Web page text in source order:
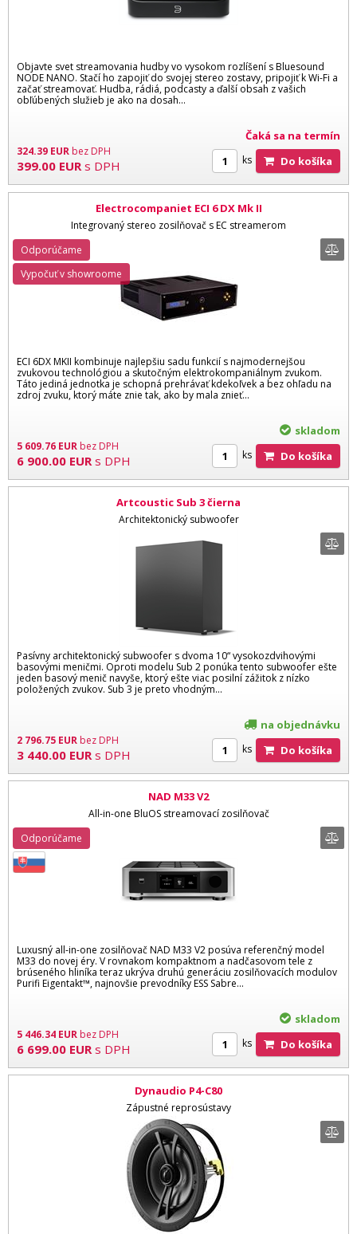
Objavte svet streamovania hudby vo vysokom rozlíšení s Bluesound
NODE NANO. Stačí ho zapojiť do svojej stereo zostavy, pripojiť k Wi-Fi a
začať streamovať. Hudba, rádiá, podcasty a ďalší obsah z vašich
obľúbených služieb je ako na dosah…
324.39 EUR bez DPH
399.00 EUR s DPH
Čaká sa na termín
ks Do košíka
Electrocompaniet ECI 6 DX Mk II
Integrovaný stereo zosilňovač s EC streamerom
ECI 6DX MKII kombinuje najlepšiu sadu funkcií s najmodernejšou
zvukovou technológiou a skutočným elektrokompaniálnym zvukom.
Táto jediná jednotka je schopná prehrávať kdekoľvek a bez ohľadu na
zdroj zvuku, ktorý máte znie tak, ako by mala znieť...
5 609.76 EURbez DPH
6 900.00 EUR s DPH
Odporúčame
Vypočuť v showroome
skladom
ks Do košíka
Artcoustic Sub 3 čierna
Architektonický subwoofer
Pasívny architektonický subwoofer s dvoma 10“ vysokozdvihovými
basovými meničmi. Oproti modelu Sub 2 ponúka tento subwoofer ešte
jeden basový menič navyše, ktorý ešte viac posilní zážitok z nízko
položených zvukov. Sub 3 je preto vhodným...
2 796.75 EURbez DPH
3 440.00 EUR s DPH
na objednávku
ks Do košíka
NAD M33 V2
All-in-one BluOS streamovací zosilňovač
Luxusný all-in-one zosilňovač NAD M33 V2 posúva referenčný model
M33 do novej éry. V rovnakom kompaktnom a nadčasovom tele z
brúseného hliníka teraz ukrýva druhú generáciu zosilňovacích modulov
Purifi Eigentakt™, najnovšie prevodníky ESS Sabre...
5 446.34 EURbez DPH
6 699.00 EUR s DPH
Odporúčame
skladom
ks Do košíka
Dynaudio P4-C80
Zápustné reprosústavy